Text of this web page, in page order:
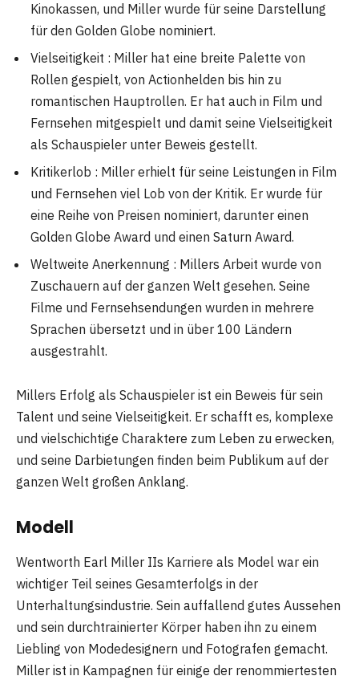
Kinokassen, und Miller wurde für seine Darstellung
für den Golden Globe nominiert.
Vielseitigkeit : Miller hat eine breite Palette von
Rollen gespielt, von Actionhelden bis hin zu
romantischen Hauptrollen. Er hat auch in Film und
Fernsehen mitgespielt und damit seine Vielseitigkeit
als Schauspieler unter Beweis gestellt.
Kritikerlob : Miller erhielt für seine Leistungen in Film
und Fernsehen viel Lob von der Kritik. Er wurde für
eine Reihe von Preisen nominiert, darunter einen
Golden Globe Award und einen Saturn Award.
Weltweite Anerkennung : Millers Arbeit wurde von
Zuschauern auf der ganzen Welt gesehen. Seine
Filme und Fernsehsendungen wurden in mehrere
Sprachen übersetzt und in über 100 Ländern
ausgestrahlt.
Millers Erfolg als Schauspieler ist ein Beweis für sein
Talent und seine Vielseitigkeit. Er schafft es, komplexe
und vielschichtige Charaktere zum Leben zu erwecken,
und seine Darbietungen finden beim Publikum auf der
ganzen Welt großen Anklang.
Modell
Wentworth Earl Miller IIs Karriere als Model war ein
wichtiger Teil seines Gesamterfolgs in der
Unterhaltungsindustrie. Sein auffallend gutes Aussehen
und sein durchtrainierter Körper haben ihn zu einem
Liebling von Modedesignern und Fotografen gemacht.
Miller ist in Kampagnen für einige der renommiertesten